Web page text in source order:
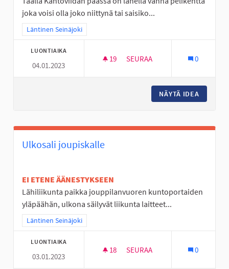
joka voisi olla joko niittynä tai saisiko...
Rajaa tulokset teeman mukaan: Läntinen Seinäjoki
Läntinen Seinäjoki
LUONTIAIKA
04.01.2023
19 19 SEURAAJAA
SEURAA 0
NÄYTÄ IDEA
Ulkosali joupiskalle
EI ETENE ÄÄNESTYKSEEN
Lähiliikunta paikka jouppilanvuoren kuntoportaiden
yläpäähän, ulkona säilyvät liikunta laitteet...
Rajaa tulokset teeman mukaan: Läntinen Seinäjoki
Läntinen Seinäjoki
LUONTIAIKA
03.01.2023
18 18 SEURAAJAA
SEURAA 0